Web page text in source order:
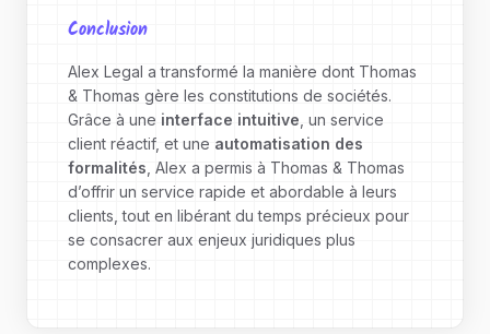
Conclusion
Alex Legal a transformé la manière dont Thomas
& Thomas gère les constitutions de sociétés.
Grâce à une interface intuitive , un service
client réactif, et une automatisation des
formalités , Alex a permis à Thomas & Thomas
d’offrir un service rapide et abordable à leurs
clients, tout en libérant du temps précieux pour
se consacrer aux enjeux juridiques plus
complexes.